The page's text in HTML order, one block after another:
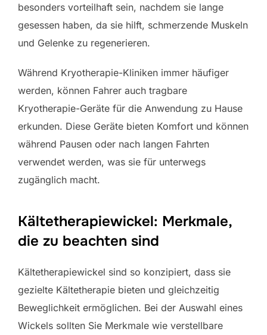
besonders vorteilhaft sein, nachdem sie lange
gesessen haben, da sie hilft, schmerzende Muskeln
und Gelenke zu regenerieren.
Während Kryotherapie-Kliniken immer häufiger
werden, können Fahrer auch tragbare
Kryotherapie-Geräte für die Anwendung zu Hause
erkunden. Diese Geräte bieten Komfort und können
während Pausen oder nach langen Fahrten
verwendet werden, was sie für unterwegs
zugänglich macht.
Kältetherapiewickel: Merkmale,
die zu beachten sind
Kältetherapiewickel sind so konzipiert, dass sie
gezielte Kältetherapie bieten und gleichzeitig
Beweglichkeit ermöglichen. Bei der Auswahl eines
Wickels sollten Sie Merkmale wie verstellbare